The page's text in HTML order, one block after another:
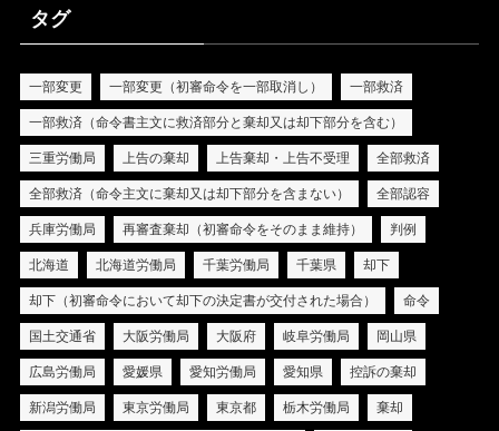
タグ
一部変更 一部変更（初審命令を一部取消し） 一部救済
一部救済（命令書主文に救済部分と棄却又は却下部分を含む）
三重労働局 上告の棄却 上告棄却・上告不受理 全部救済
全部救済（命令主文に棄却又は却下部分を含まない） 全部認容
兵庫労働局 再審査棄却（初審命令をそのまま維持） 判例
北海道 北海道労働局 千葉労働局 千葉県 却下
却下（初審命令において却下の決定書が交付された場合） 命令
国土交通省 大阪労働局 大阪府 岐阜労働局 岡山県
広島労働局 愛媛県 愛知労働局 愛知県 控訴の棄却
新潟労働局 東京労働局 東京都 栃木労働局 棄却